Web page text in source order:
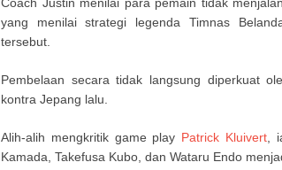
yang menilai strategi legenda Timnas
tersebut.
Pembelaan secara tidak langsung diperkuat
kontra Jepang lalu.
Alih-alih mengkritik game play Patrick Kluivert ,
Kamada, Takefusa Kubo, dan Wataru Endo